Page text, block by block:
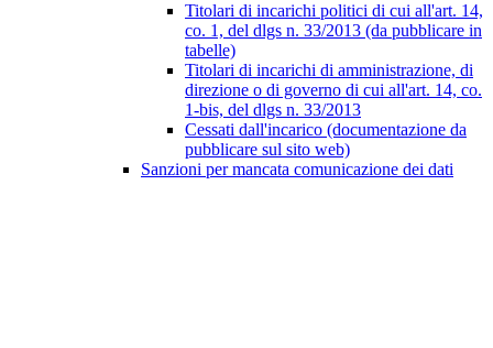
Titolari di incarichi politici di cui all'art. 14,
co. 1, del dlgs n. 33/2013 (da pubblicare in
tabelle)
Titolari di incarichi di amministrazione, di
direzione o di governo di cui all'art. 14, co.
1-bis, del dlgs n. 33/2013
Cessati dall'incarico (documentazione da
pubblicare sul sito web)
Sanzioni per mancata comunicazione dei dati